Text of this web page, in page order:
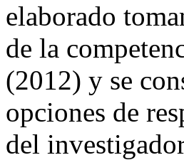
elaborado
de la
(2012) y se
opciones de
del